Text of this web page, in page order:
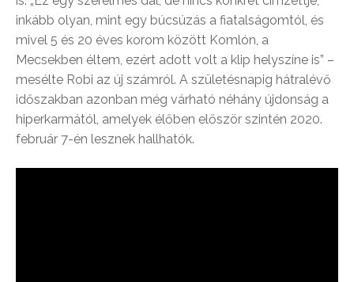
inkább olyan, mint egy búcsúzás a fiatalságomtól, és
mivel 5 és 20 éves korom között Komlón, a
Mecsekben éltem, ezért adott volt a klip helyszíne is” –
mesélte Robi az új számról. A születésnapig hátralévő
időszakban azonban még várható néhány újdonság a
hiperkarmától, amelyek élőben először szintén 2020.
február 7-én lesznek hallhatók.